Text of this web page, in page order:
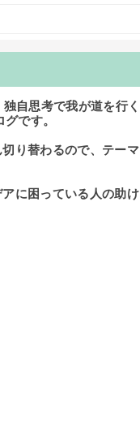
自思考で我が道を行
です。
り替わるので、テー
に困っている人の助